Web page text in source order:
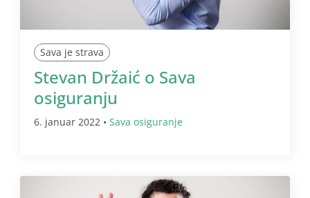
Sava je strava
Stevan Držaić o Sava
osiguranju
6. januar 2022 • Sava osiguranje